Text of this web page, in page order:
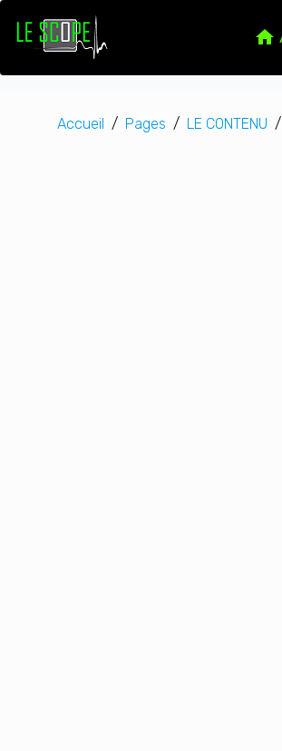
Accueil Pages LE CONTENU